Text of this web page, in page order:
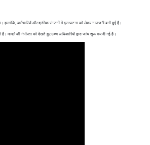
हालांकि, कर्मचारियों और श्रमिक संगठनों में इस घटना को लेकर नाराजगी बनी हुई है।
है। मामले की गंभीरता को देखते हुए उच्च अधिकारियों द्वारा जांच शुरू कर दी गई है।